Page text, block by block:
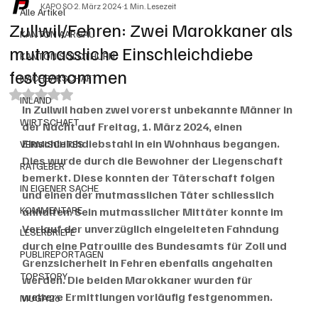
Alle Artikel
KANTON AARGAU
KANTON SOLOTHURN
NACHBARSCHAFT
INLAND
WIRTSCHAFT
VERMISCHTES
RATGEBER
IN EIGENER SACHE
KOMMENTARE
LESERBRIEFE
PUBLIREPORTAGEN
TOPSTORY
MUGA'26
Zullwil/Fehren: Zwei Marokkaner als
mutmassliche Einschleichdiebe
festgenommen
KAPO SO2. März 20241 Min. Lesezeit
Mit NaN von 5 Sternen bewertet.
In Zullwil haben zwei vorerst unbekannte Männer in
der Nacht auf Freitag, 1. März 2024, einen
Einschleichdiebstahl in ein Wohnhaus begangen.
Dies wurde durch die Bewohner der Liegenschaft
bemerkt. Diese konnten der Täterschaft folgen
und einen der mutmasslichen Täter schliesslich
anhalten. Sein mutmasslicher Mittäter konnte im
Verlauf der unverzüglich eingeleiteten Fahndung
durch eine Patrouille des Bundesamts für Zoll und
Grenzsicherheit in Fehren ebenfalls angehalten
werden. Die beiden Marokkaner wurden für
weitere Ermittlungen vorläufig festgenommen.